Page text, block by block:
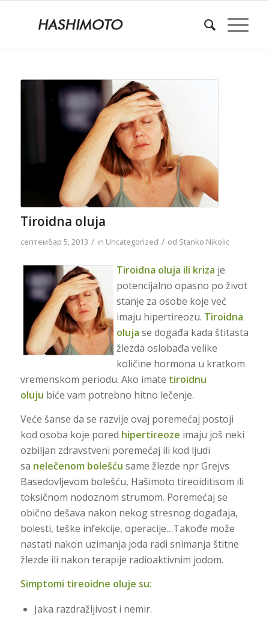
Tiroidna oluja
септембар 5, 2013 / in Uncategorized / od Stanko Nikolic
Tiroidna oluja ili kriza je
potencijalno opasno po život
stanje za osobe koje već
imaju hipertireozu. Tiroidna
oluja se događa kada štitasta
žlezda oslobađa velike
količine hormona u kratkom
vremenskom periodu. Ako imate tiroidnu
oluju biće vam potrebno hitno lečenje.
Veće šanse da se razvije ovaj poremećaj postoji
kod osoba koje pored hipertireoze imaju još neki
ozbiljan zdravstveni poremećaj ili kod ljudi
sa nelečenom bolešću same žlezde npr Grejvs
Basedovljevom bolešću, Hašimoto tireoiditisom ili
toksičnom nodoznom strumom. Poremećaj se
obično dešava nakon nekog stresnog događaja,
bolesti, teške infekcije, operacije…Takođe može
nastati nakon uzimanja joda radi snimanja štitne
žlezde ili nakon terapije radioaktivnim jodom.
Simptomi tireoidne oluje su:
Jaka razdražljivost i nemir.